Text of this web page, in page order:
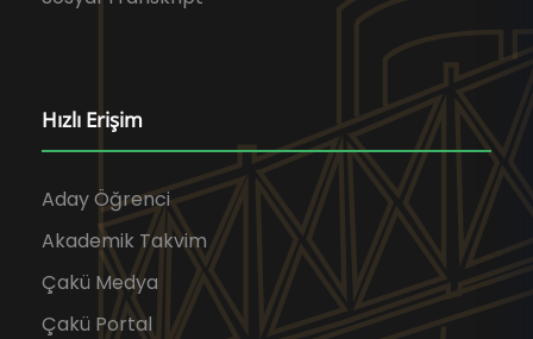
Hızlı Erişim
Aday Öğrenci
Akademik Takvim
Çakü Medya
Çakü Portal